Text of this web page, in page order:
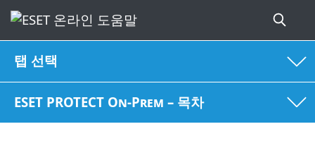
탭 선택
ESET PROTECT On-Prem – 목차